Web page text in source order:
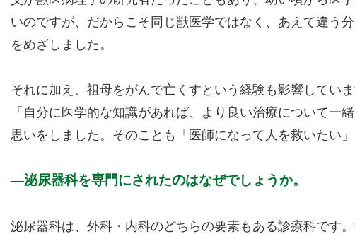
いのですが、だからこそ同じ獣医学ではなく、あえて違う
をめざしました。
それに加え、祖母をがんで亡くすという経験も影響してい
「自分に医学的な知識があれば、より良い治療について一
思いをしました。そのことも「医師になって人を救いたい
泌尿器科を専門にされたのはなぜでしょうか。
泌尿器科は、外科・内科のどちらの要素もある診療科です